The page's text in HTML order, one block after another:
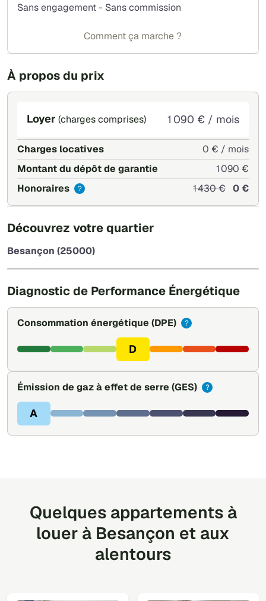
À propos du prix
Loyer (charges comprises) 1 090 € / mois
Charges locatives
0 € / mois
Montant du dépôt de garantie
1 090 €
Honoraires
? 1 430 € 0 €
Découvrez votre quartier
Besançon (25000)
Diagnostic de Performance Énergétique
Consommation énergétique (DPE) ?
D
Émission de gaz à effet de serre (GES) ?
A
Sans engagement - Sans commission
Comment ça marche ?
Quelques appartements à
louer à Besançon et aux
alentours